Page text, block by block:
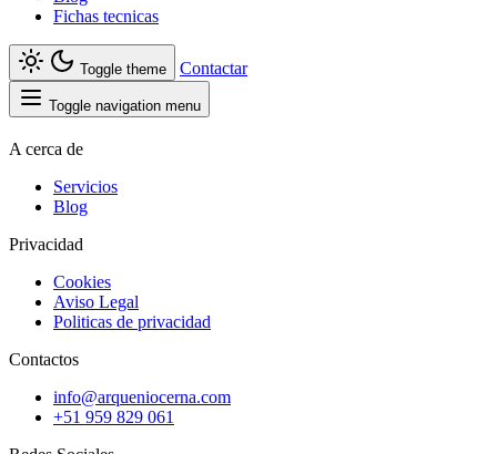
Fichas tecnicas
Toggle theme Contactar
Toggle navigation menu
A cerca de
Servicios
Blog
Privacidad
Cookies
Aviso Legal
Politicas de privacidad
Contactos
info@arqueniocerna.com
+51 959 829 061